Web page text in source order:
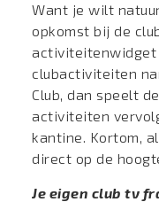
Want je wilt
opkomst bij de
activiteitenwidget
clubactiviteiten
Club, dan speelt
activiteiten
kantine. Kortom,
direct op de
Je eigen club tv